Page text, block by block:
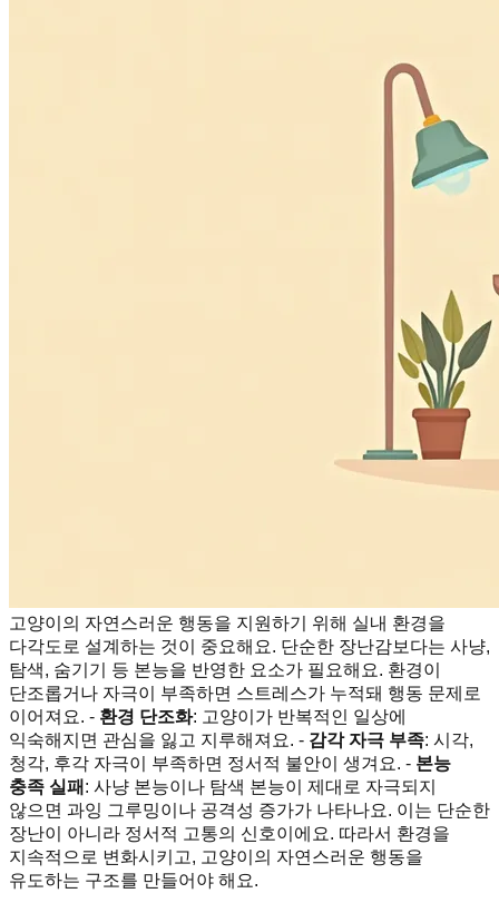
고양이의 자연스러운 행동을 지원하기 위해 실내 환경을
다각도로 설계하는 것이 중요해요. 단순한 장난감보다는 사냥,
탐색, 숨기기 등 본능을 반영한 요소가 필요해요. 환경이
단조롭거나 자극이 부족하면 스트레스가 누적돼 행동 문제로
이어져요. - 환경 단조화: 고양이가 반복적인 일상에
익숙해지면 관심을 잃고 지루해져요. - 감각 자극 부족: 시각,
청각, 후각 자극이 부족하면 정서적 불안이 생겨요. - 본능
충족 실패 : 사냥 본능이나 탐색 본능이 제대로 자극되지
않으면 과잉 그루밍이나 공격성 증가가 나타나요. 이는 단순한
장난이 아니라 정서적 고통의 신호이에요. 따라서 환경을
지속적으로 변화시키고, 고양이의 자연스러운 행동을
유도하는 구조를 만들어야 해요.